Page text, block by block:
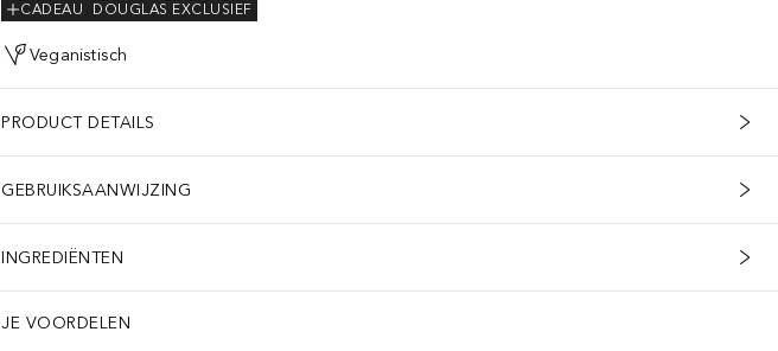
DOUGLAS EXCLUSIEF
CADEAU
Veganistisch
PRODUCT DETAILS
GEBRUIKSAANWIJZING
INGREDIËNTEN
JE VOORDELEN